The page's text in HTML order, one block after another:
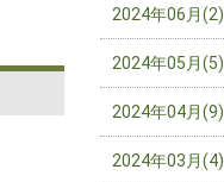
2024年06月(2)
2024年05月(5)
2024年04月(9)
2024年03月(4)